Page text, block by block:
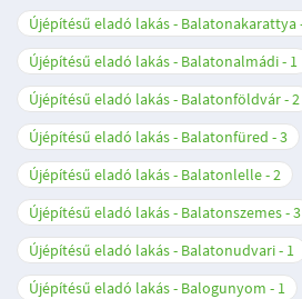
Újépítésű eladó lakás - Balatonakarattya
Újépítésű eladó lakás - Balatonalmádi
1
Újépítésű eladó lakás - Balatonföldvár 2
Újépítésű eladó lakás - Balatonfüred
3
Újépítésű eladó lakás - Balatonlelle 2
Újépítésű eladó lakás - Balatonszemes 3
Újépítésű eladó lakás - Balatonudvari
1
Újépítésű eladó lakás - Balogunyom
1